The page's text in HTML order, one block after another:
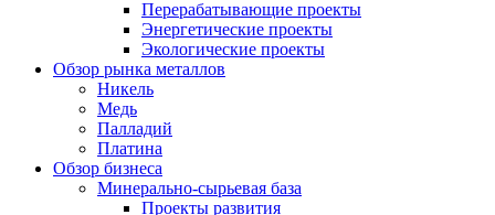
Перерабатывающие проекты
Энергетические проекты
Экологические проекты
Обзор рынка металлов
Никель
Медь
Палладий
Платина
Обзор бизнеса
Минерально-сырьевая база
Проекты развития